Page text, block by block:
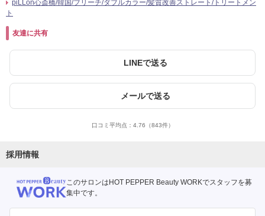
piLLon心斎橋/韓国/ブリーチ/ダブルカラー/髪質改善ストレート/トリートメン
ト
友達に共有
LINEで送る
メールで送る
口コミ平均点： 4.76 （843件）
採用情報
このサロンはHOT PEPPER Beauty WORKでスタッフを募
集中です。